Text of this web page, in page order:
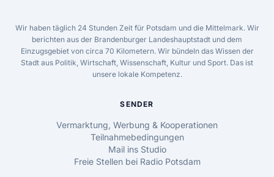
Wir haben täglich 24 Stunden Zeit für Potsdam und die Mittelmark. Wir
berichten aus der Brandenburger Landeshauptstadt und dem
Einzugsgebiet von circa 70 Kilometern. Wir bündeln das Wissen der
Stadt aus Politik, Wirtschaft, Wissenschaft, Kultur und Sport. Das ist
unsere lokale Kompetenz.
SENDER
Vermarktung, Werbung & Kooperationen
Teilnahmebedingungen
Mail ins Studio
Freie Stellen bei Radio Potsdam